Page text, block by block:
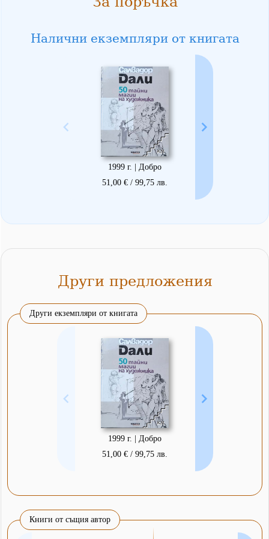
Налични екземпляри от книгата
1999 г. | Добро
51,00 € / 99,75 лв.
Други предложения
Други екземпляри от книгата
1999 г. | Добро
51,00 € / 99,75 лв.
Книги от същия автор